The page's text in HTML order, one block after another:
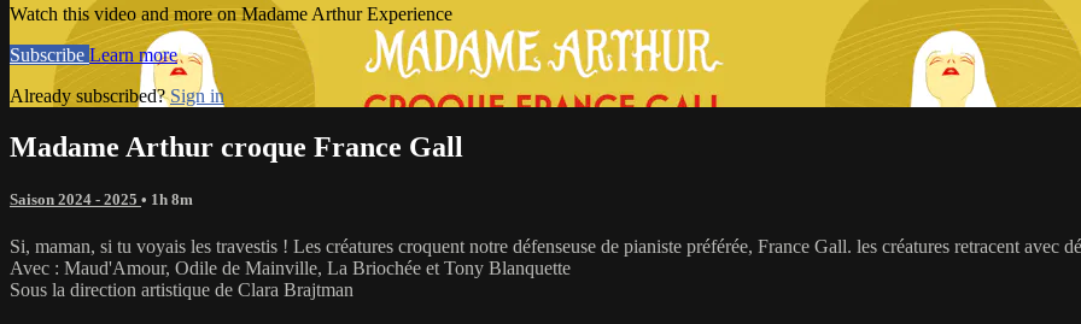
Watch this video and more on Madame Arthur Experience
Subscribe Learn more
Already subscribed?Sign in
Madame Arthur croque France Gall
Saison 2024 - 2025 • 1h 8m
Si, maman, si tu voyais les travestis ! Les créatures croquent notre défenseuse de pianiste préférée, France Gall. les créatures retracent avec
Avec : Maud'Amour, Odile de Mainville, La Briochée et Tony Blanquette
Sous la direction artistique de Clara Brajtman